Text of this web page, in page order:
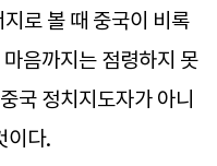
로 볼 때 중국이 비록
음까지는 점령하지 못
국 정치지도자가 아니
이다.